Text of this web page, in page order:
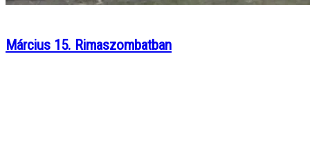
Március 15. Rimaszombatban